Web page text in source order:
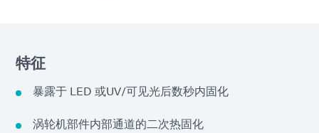
特征
暴露于 LED 或UV/可见光后数秒内固化
涡轮机部件内部通道的二次热固化